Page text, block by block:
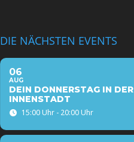
DIE NÄCHSTEN EVENTS
06
AUG
DEIN DONNERSTAG IN DER
INNENSTADT
15:00 Uhr - 20:00 Uhr